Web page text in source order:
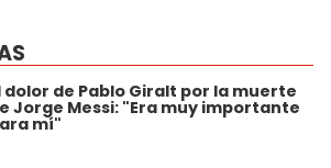
dolor de Pablo Giralt por la muerte
Jorge Messi: "Era muy importante
mí"